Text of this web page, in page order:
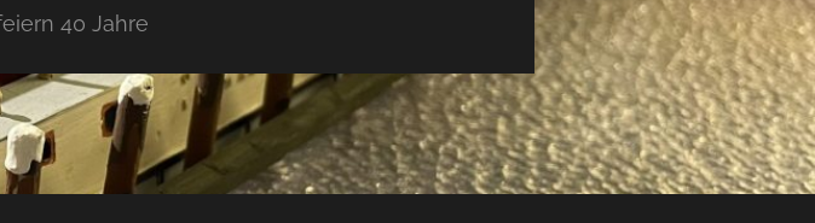
40 Jahre